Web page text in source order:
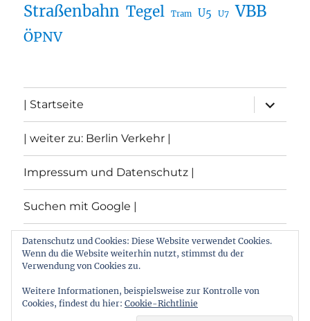
Straßenbahn Tegel Tram U5 U7 VBB
ÖPNV
| Startseite
öffnen
| weiter zu: Berlin Verkehr |
Impressum und Datenschutz |
Suchen mit Google |
Themen
Archiv von: Berlin:Verkehr Stolz präsentiert von
Datenschutz und Cookies: Diese Website verwendet Cookies.
Wenn du die Website weiterhin nutzt, stimmst du der
Verwendung von Cookies zu.
Weitere Informationen, beispielsweise zur Kontrolle von
Cookies, findest du hier: Cookie-Richtlinie